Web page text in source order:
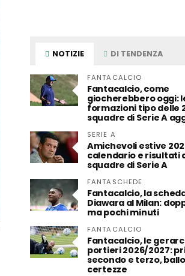
NOTIZIE DI TENDENZA
FANTACALCIO
Fantacalcio, come
giocherebbero oggi:
formazioni tipo delle
squadre di Serie A
SERIE A
Amichevoli estive
calendario e risultati
squadre di Serie A
FANTASCHEDE
Fantacalcio, la
Diawara al Milan:
ma pochi minuti
FANTACALCIO
Fantacalcio, le
portieri 2026/2027:
secondo e terzo,
certezze